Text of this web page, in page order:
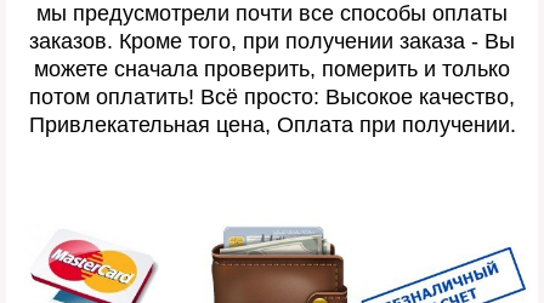
мы предусмотрели почти все способы оплаты
заказов. Кроме того, при получении заказа - Вы
можете сначала проверить, померить и только
потом оплатить! Всё просто: Высокое качество,
Привлекательная цена, Оплата при получении.